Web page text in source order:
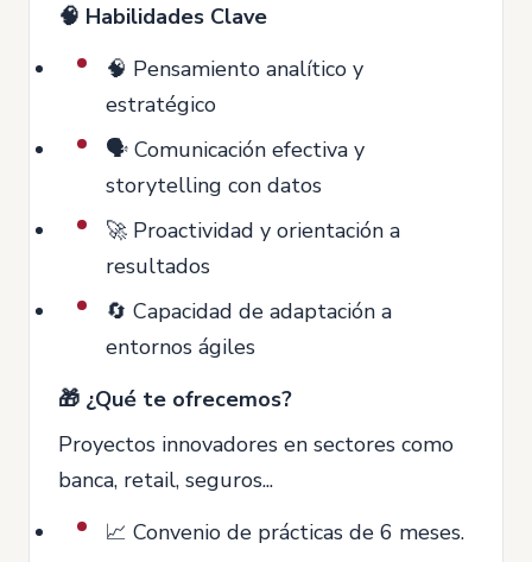
🧠 Habilidades Clave
🧠 Pensamiento analítico y
estratégico
🗣️ Comunicación efectiva y
storytelling con datos
🚀 Proactividad y orientación a
resultados
🔄 Capacidad de adaptación a
entornos ágiles
🎁 ¿Qué te ofrecemos?
Proyectos innovadores en sectores como
banca, retail, seguros...
📈 Convenio de prácticas de 6 meses.